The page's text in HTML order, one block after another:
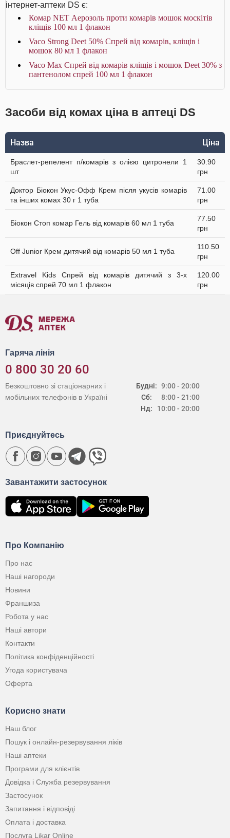
інтернет-аптеки DS є:
Комар NET Аерозоль проти комарів мошок москітів
кліщів 100 мл 1 флакон
Vaco Strong Deet 50% Спрей від комарів, кліщів і
мошок 80 мл 1 флакон
Vaco Max Спрей від комарів кліщів і мошок Deet 30% з
пантенолом спрей 100 мл 1 флакон
Засоби від комах ціна в аптеці DS
Назва Ціна
Браслет-репелент п/комарів з олією цитронели 1
шт
30.90
грн
Доктор Біокон Укус-Офф Крем після укусів комарів
та інших комах 30 г 1 туба
71.00
грн
Біокон Стоп комар Гель від комарів 60 мл 1 туба
77.50
грн
Off Junior Крем дитячий від комарів 50 мл 1 туба
110.50
грн
Extravel Kids Спрей від комарів дитячий з 3-х
місяців спрей 70 мл 1 флакон
120.00
грн
Гаряча лінія
0 800 30 20 60
Будні:
Сб:
Нд:
9:00 - 20:00
8:00 - 21:00
10:00 - 20:00
Безкоштовно зі стаціонарних і
мобільних телефонів в Україні
Про Компанію
Про нас
Наші нагороди
Новини
Франшиза
Робота у нас
Наші автори
Контакти
Політика конфіденційності
Угода користувача
Оферта
Корисно знати
Наш блог
Пошук і онлайн-резервування ліків
Наші аптеки
Програми для клієнтів
Довідка і Служба резервування
Застосунок
Запитання і відповіді
Оплата і доставка
Послуга Likar Online
Завантажити застосунок
Приєднуйтесь